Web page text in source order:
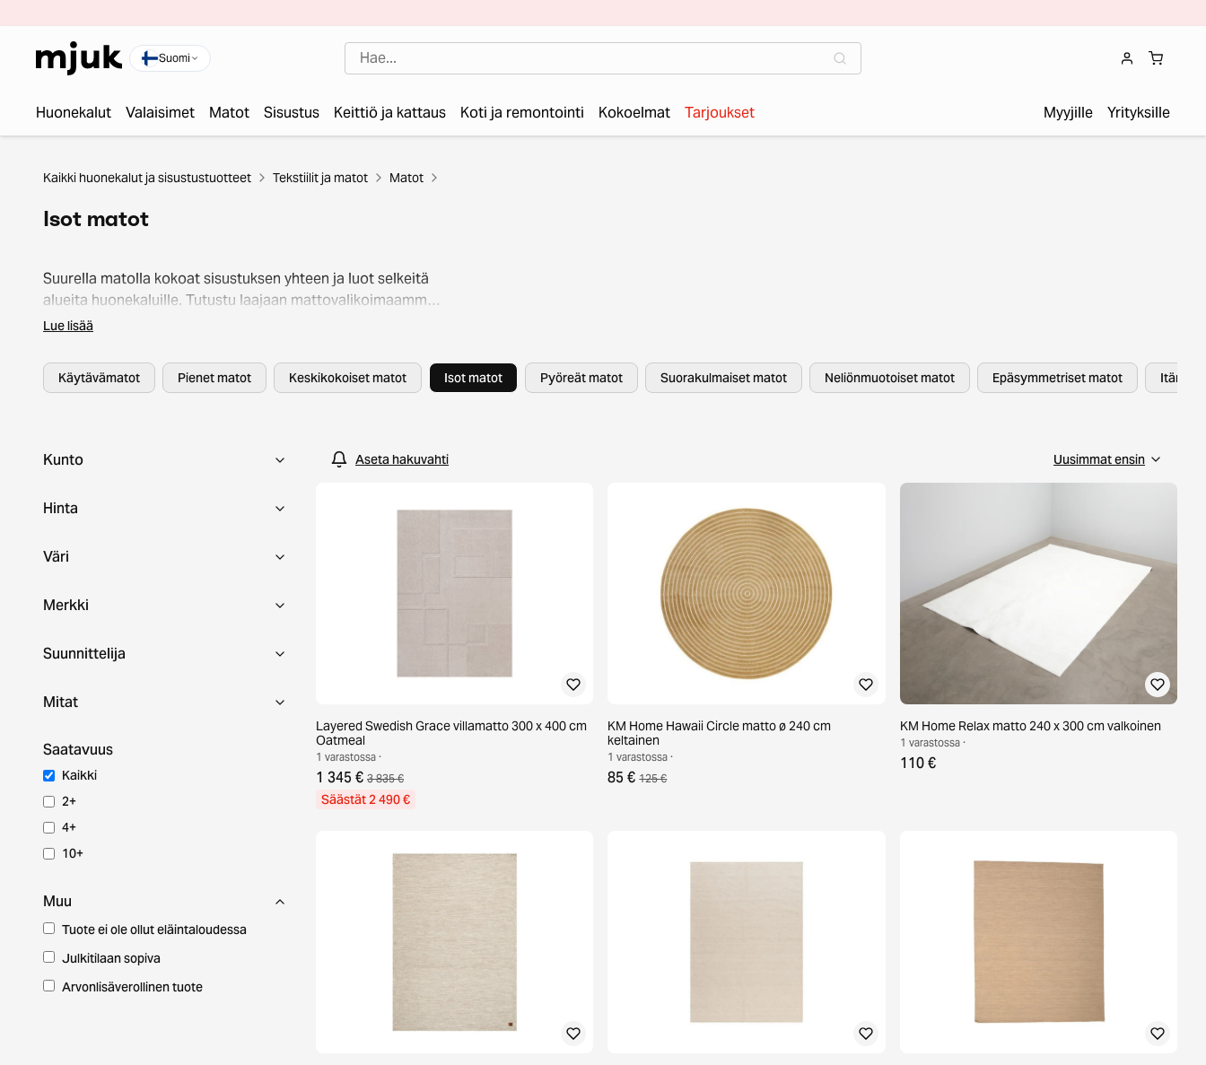
Suomi
Huonekalut Valaisimet Matot Sisustus Keittiö ja kattaus Koti ja remontointi Kokoelmat Tarjoukset Myyjille Yrityksille
Kaikki huonekalut ja sisustustuotteet Tekstiilit ja matot Matot
Isot matot
Suurella matolla kokoat sisustuksen yhteen ja luot selkeitä
alueita huonekaluille. Tutustu laajaan mattovalikoimaamme
ja klikkaa suosikkisi kotiin jo tänään.
Lue lisää
Käytävämatot Pienet matot Keskikokoiset matot Isot matot Pyöreät matot Suorakulmaiset matot Neliönmuotoiset matot Epäsymmetriset matot
Kunto
Hinta
Väri
Merkki
Suunnittelija
Mitat
Saatavuus
Kaikki
2+
4+
10+
Muu
Tuote ei ole ollut eläintaloudessa
Julkitilaan sopiva
Arvonlisäverollinen tuote
Aseta hakuvahti
Layered Swedish Grace villamatto 300 x 400 cm
Oatmeal
1 varastossa ·
1 345 € 3 835 €
Säästät 2 490 €
KM Home Hawaii Circle matto ø 240 cm
keltainen
1 varastossa ·
85 € 125 €
KM Home Relax matto 240 x 300 cm valkoinen
1 varastossa ·
110 €